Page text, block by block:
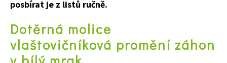
65 Kč
Objednat >
Naše krásná zahrada Speciál
posbírat je z listů ručně.
Dotěrná molice
vlaštovičníková promění záhon